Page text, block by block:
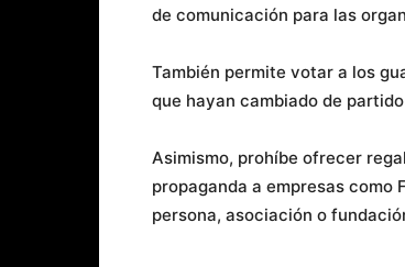
de comunicación para las
También permite votar a los
que hayan cambiado de
Asimismo, prohíbe ofrecer
propaganda a empresas como
persona, asociación o